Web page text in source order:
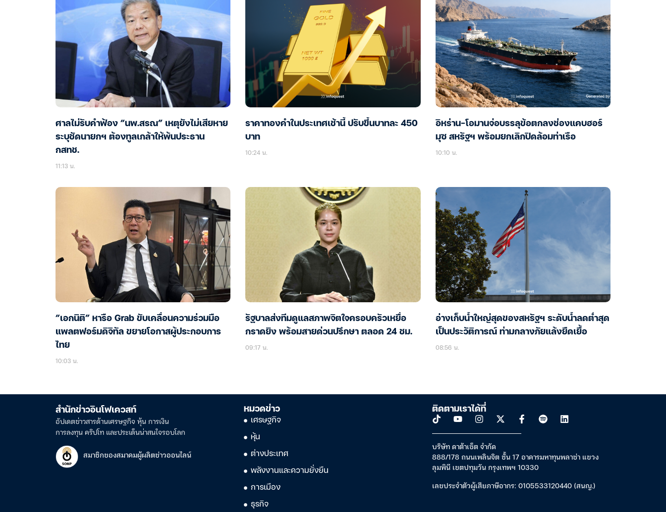
ศาลไม่รับคำฟ้อง “นพ.สรณ” เหตุยังไม่เสียหาย
ระบุชัดนายกฯ ต้องทูลเกล้าให้พ้นประธาน
กสทช.
11:13 น.
ราคาทองคำในประเทศเช้านี้ ปรับขึ้นบาทละ 450
บาท
10:24 น.
อิหร่าน-โอมานจ่อบรรลุข้อตกลงช่องแคบฮอร์
มุซ สหรัฐฯ พร้อมยกเลิกปิดล้อมท่าเรือ
10:10 น.
“เอกนิติ” หารือ Grab ขับเคลื่อนความร่วมมือ
แพลตฟอร์มดิจิทัล ขยายโอกาสผู้ประกอบการ
ไทย
10:03 น.
รัฐบาลส่งทีมดูแลสภาพจิตใจครอบครัวเหยื่อ
กราดยิง พร้อมสายด่วนปรึกษา ตลอด 24 ชม.
09:17 น.
อ่างเก็บน้ำใหญ่สุดของสหรัฐฯ ระดับน้ำลดต่ำสุด
เป็นประวัติการณ์ ท่ามกลางภัยแล้งยืดเยื้อ
08:56 น.
สำนักข่าวอินโฟเควสท์
อัปเดตข่าวสารด้านเศรษฐกิจ หุ้น การเงิน
การลงทุน คริปโท และประเด็นน่าสนใจรอบโลก
สมาชิกของสมาคมผู้ผลิตข่าวออนไลน์
หมวดข่าว
เศรษฐกิจ
หุ้น
ต่างประเทศ
พลังงานและความยั่งยืน
การเมือง
ธุรกิจ
ติดตามเราได้ที่
บริษัท ดาต้าเซ็ต จำกัด
888/178 ถนนเพลินจิต ชั้น 17 อาคารมหาทุนพลาซ่า แขวง
ลุมพินี เขตปทุมวัน กรุงเทพฯ 10330
เลขประจำตัวผู้เสียภาษีอากร: 0105533120440 (สนญ.)